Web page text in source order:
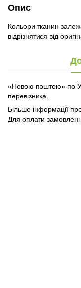
Опис
Кольори тканин
відрізнятися від
«Новою поштою» по
перевізника.
Більше інформації
Для оплати